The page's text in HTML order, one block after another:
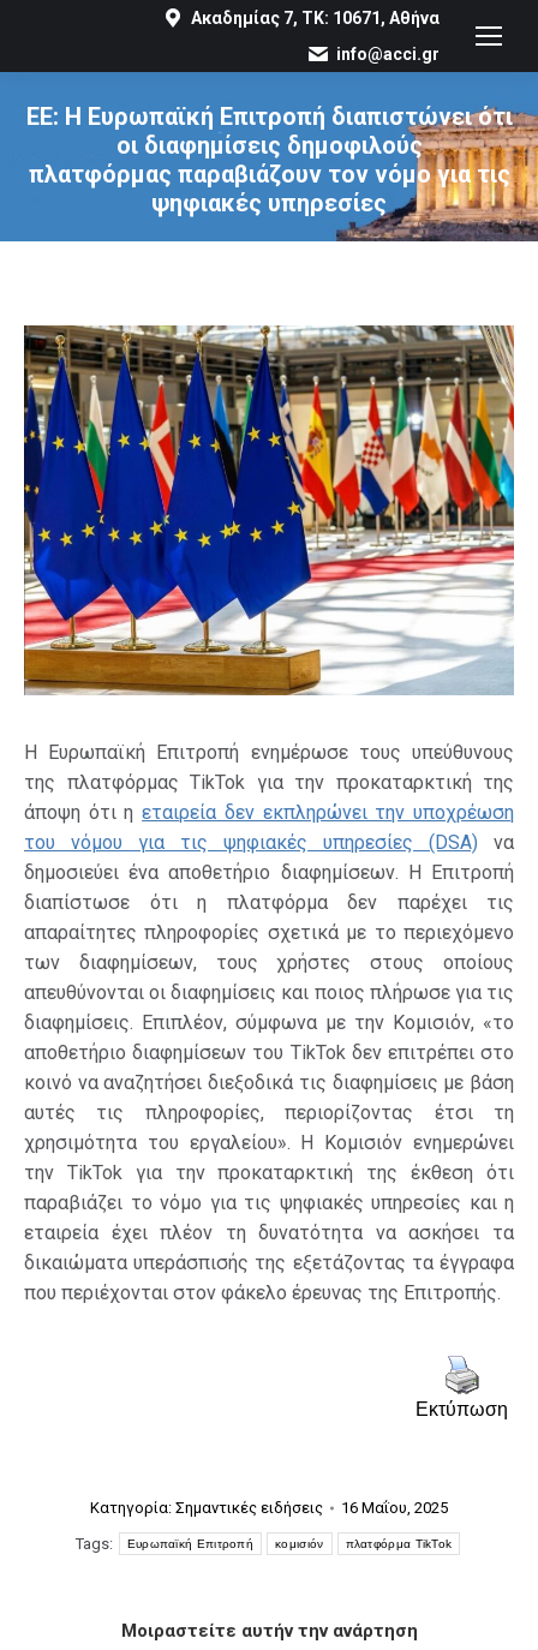
Ακαδημίας 7, ΤΚ: 10671, Αθήνα
info@acci.gr
ΕΕ: Η Ευρωπαϊκή Επιτροπή διαπιστώνει ότι
οι διαφημίσεις δημοφιλούς
πλατφόρμας παραβιάζουν τον νόμο για τις
ψηφιακές υπηρεσίες
You are here:
Η Ευρωπαϊκή Επιτροπή ενημέρωσε τους υπεύθυνους
της πλατφόρμας TikTok για την προκαταρκτική της
άποψη ότι ηεταιρεία δεν εκπληρώνει την υποχρέωση
του νόμου για τις ψηφιακές υπηρεσίες (DSA) να
δημοσιεύει ένα αποθετήριο διαφημίσεων. Η Επιτροπή
διαπίστωσε ότι η πλατφόρμα δεν παρέχει τις
απαραίτητες πληροφορίες σχετικά με το περιεχόμενο
των διαφημίσεων, τους χρήστες στους οποίους
απευθύνονται οι διαφημίσεις και ποιος πλήρωσε για τις
διαφημίσεις. Επιπλέον, σύμφωνα με την Κομισιόν, «το
αποθετήριο διαφημίσεων του TikTok δεν επιτρέπει στο
κοινό να αναζητήσει διεξοδικά τις διαφημίσεις με βάση
αυτές τις πληροφορίες, περιορίζοντας έτσι τη
χρησιμότητα του εργαλείου». Η Κομισιόν ενημερώνει
την TikTok για την προκαταρκτική της έκθεση ότι
παραβιάζει το νόμο για τις ψηφιακές υπηρεσίες και η
εταιρεία έχει πλέον τη δυνατότητα να ασκήσει τα
δικαιώματα υπεράσπισής της εξετάζοντας τα έγγραφα
που περιέχονται στον φάκελο έρευνας της Επιτροπής.
Εκτύπωση
Κατηγορία: Σημαντικές ειδήσεις
16 Μαΐου, 2025
Tags:
Ευρωπαϊκή Επιτροπή κομισιόν πλατφόρμα TikTok
Μοιραστείτε αυτήν την ανάρτηση